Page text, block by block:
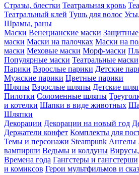
Стразы, блестки Театральная кровь
Театральный клей Тушь для волос
Шрамы, раны
Маски Венецианские маски
маски Маски на палочках Маски на
маски Меховые маски Морф-маски
Популярные маски Театральные маски
Парики Взрослые парики Детские
Мужские парики Цветные парики
Шляпы Взрослые шляпы Детские
Пилотки Соломенные шляпы
и котелки Шапки в виде животных
Шляпки
Декорации Декорации на новый год
Держатели конфет Комплекты для
Темы и персонажи Steampunk Ангелы
вампирши Ведьмы и колдуны
Времена года Гангстеры и гангстерши
и комиксов Герои мультфильмов и